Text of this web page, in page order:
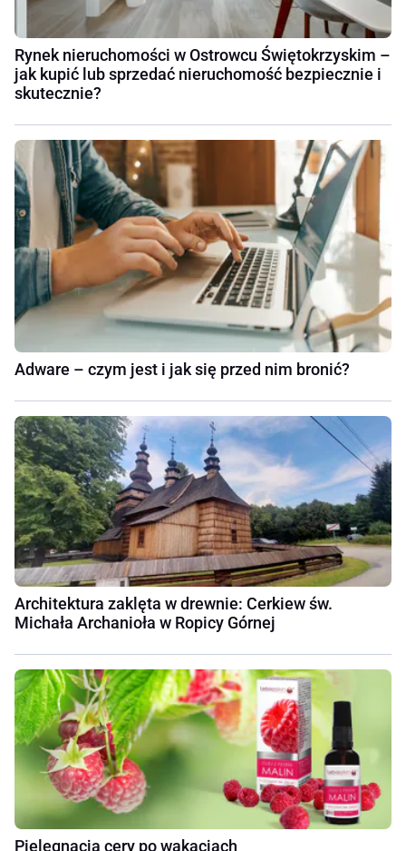
Rynek nieruchomości w Ostrowcu Świętokrzyskim –
jak kupić lub sprzedać nieruchomość bezpiecznie i
skutecznie?
Adware – czym jest i jak się przed nim bronić?
Architektura zaklęta w drewnie: Cerkiew św.
Michała Archanioła w Ropicy Górnej
Pielęgnacja cery po wakacjach